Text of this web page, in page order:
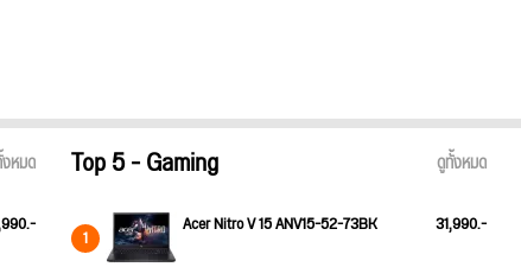
หมด Top 5 - Gaming ดูทั้งหมด
1 Acer Nitro V 15 ANV15-52-73BK 31,990.-